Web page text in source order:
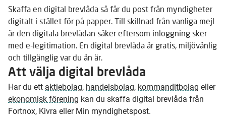
stycken
Skaffa en digital brevlåda så får du post från myndigheter
digitalt i stället för på papper. Till skillnad från vanliga mejl
är den digitala brevlådan säker eftersom inloggning sker
med e-legitimation. En digital brevlåda är gratis, miljövänlig
och tillgänglig var du än är.
Att välja digital brevlåda
Har du ett aktiebolag, handelsbolag, kommanditbolag eller
ekonomisk förening kan du skaffa digital brevlåda från
Fortnox, Kivra eller Min myndighetspost.